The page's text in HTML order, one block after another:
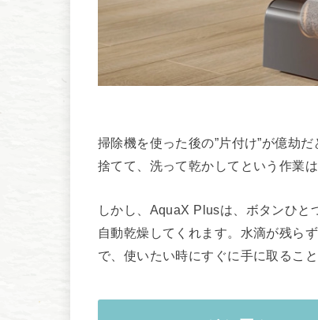
掃除機を使った後の”片付け”が億劫
捨てて、洗って乾かしてという作業
しかし、AquaX Plusは、ボタンひ
自動乾燥してくれます。水滴が残ら
で、使いたい時にすぐに手に取ること